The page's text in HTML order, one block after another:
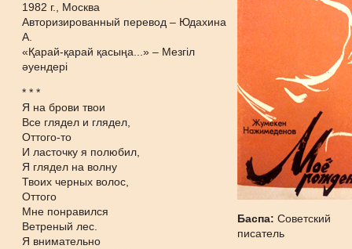
1982 г., Москва
Авторизированный перевод – Юдахина
А.
«Қарай-қарай қасыңа...» – Мезгіл
әуендері
* * *
Я на брови твои
Все глядел и глядел,
Оттого-то
И ласточку я полюбил,
Я глядел на волну
Твоих черных волос,
Оттого
Мне понравился
Ветреный лес.
Я внимательно
Баспа:Советский
писатель